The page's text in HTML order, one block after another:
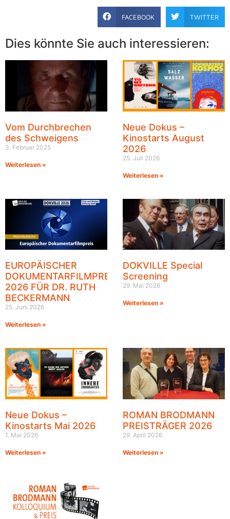
FACEBOOK TWITTER
Dies könnte Sie auch interessieren:
Vom Durchbrechen
des Schweigens
3. Februar 2025
Weiterlesen »
Neue Dokus –
Kinostarts August
2026
25. Juli 2026
Weiterlesen »
EUROPÄISCHER
DOKUMENTARFILMPREIS
2026 FÜR DR. RUTH
BECKERMANN
25. Juni 2026
Weiterlesen »
DOKVILLE Special
Screening
29. Mai 2026
Weiterlesen »
Neue Dokus –
Kinostarts Mai 2026
1. Mai 2026
Weiterlesen »
ROMAN BRODMANN
PREISTRÄGER 2026
29. April 2026
Weiterlesen »